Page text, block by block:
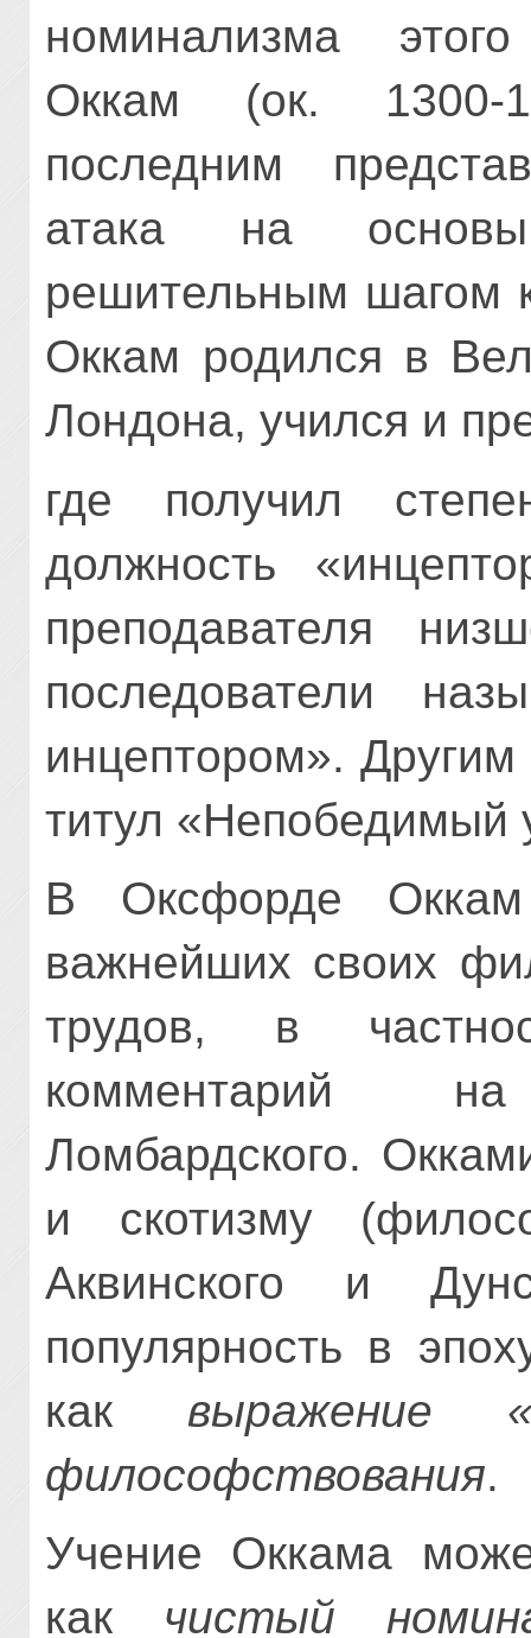
номинализма
Оккам (ок. 1300-
последним
атака на основы
решительным шагом
Оккам родился в
Лондона, учился и
где получил
должность
преподавателя
последователи
инцептором».
титул «Непобедимый
В Оксфорде
важнейших своих
трудов, в
комментарий
Ломбардского.
и скотизму
Аквинского и
популярность в
как выражение
философствования.
Учение Оккама
как чистый